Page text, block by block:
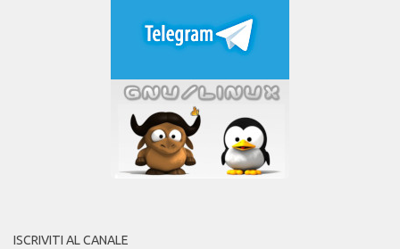
ISCRIVITI AL CANALE